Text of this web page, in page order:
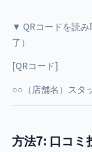
▼ QRコードを読
了）
[QRコード]
○○（店舗名）スタ
方法7: 口コミ